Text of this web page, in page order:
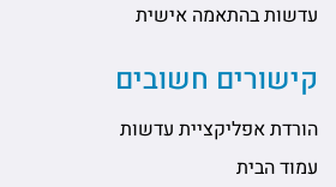
עדשות בהתאמה אישית
קישורים חשובים
הורדת אפליקציית עדשות
עמוד הבית